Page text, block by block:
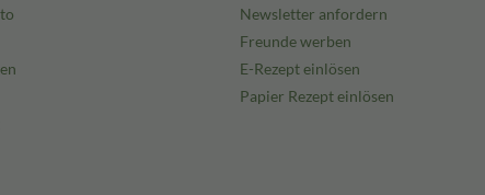
Newsletter anfordern
Freunde werben
E-Rezept einlösen
Papier Rezept einlösen